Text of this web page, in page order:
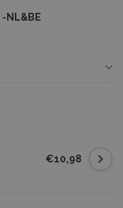
-NL&BE
€10,98